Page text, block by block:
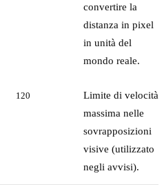
convertire la
distanza in pixel
in unità del
mondo reale.
120
Limite di velocità
massima nelle
sovrapposizioni
visive (utilizzato
negli avvisi).